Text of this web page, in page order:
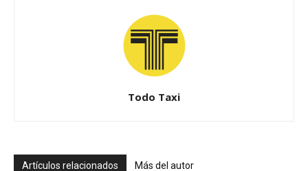
Todo Taxi
Artículos relacionados Más del autor